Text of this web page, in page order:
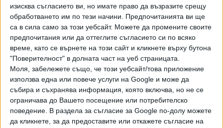
изисква съгласието ви, но имате право да възразите срещу
обработването им по тези начини. Предпочитанията ви ще
са в сила само за този уебсайт. Можете да промените своите
предпочитания или да оттеглите съгласието си по всяко
време, като се върнете на този сайт и кликнете върху бутона
"Поверителност" в долната част на уеб страницата.
Моля, забележете също, че този уебсайт/това приложение
използва една или повече услуги на Google и може да
събира и съхранява информация, която включва, но не се
ограничава до Вашето посещение или потребителско
поведение. В раздела за съгласие за Google по-долу можете
да кликнете, за да предоставите или откажете съгласие на
Държавният изпит за придобиване на
професионална квалификация се проведе в 617
училища, като заявления са подали 28 000 ученици.
Темата за него ще бъде изтеглена в 8:15 ч. в МОН.
От гимназистите, заявили желание да се явят на
държавен изпит по професионална подготовка и
квалификация, близо 16 000 са избрали да разработват
дипломен проект. Останалитеще се явят на изпит по
теория на професията чрез разработване на тема, като